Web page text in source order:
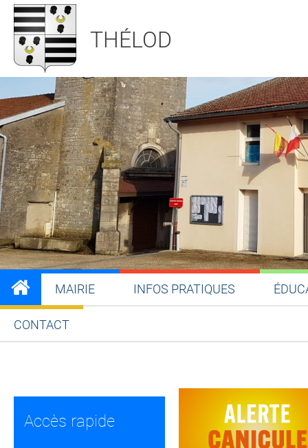
THÉLOD
MAIRIE INFOS PRATIQUES
CONTACT
Accès rapide